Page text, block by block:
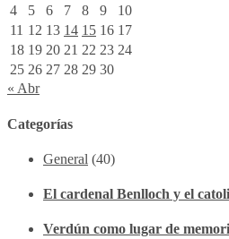
4
5 6 7 8 9
10
11 12 13 14 15 16 17
18 19 20 21 22 23 24
25 26 27 28 29 30
« Abr
Categorías
General (40)
El cardenal Benlloch y el
Verdún como lugar de